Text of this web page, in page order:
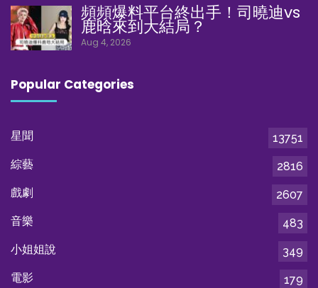
頻頻爆料平台終出手！司曉迪vs
鹿晗來到大結局？
Aug 4, 2026
Popular Categories
星聞
13751
綜藝
2816
戲劇
2607
音樂
483
小姐姐說
349
電影
179